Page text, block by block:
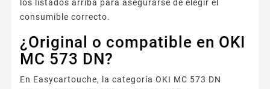
los listados arriba para asegurarse de elegir el
consumible correcto.
¿Original o compatible en OKI
MC 573 DN?
En Easycartouche, la categoría OKI MC 573 DN